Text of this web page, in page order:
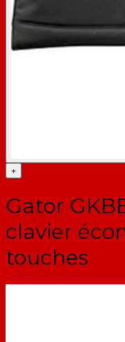
+
Gator
clavier
touches